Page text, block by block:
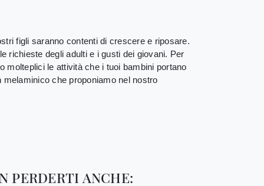
figli saranno contenti di crescere e riposare.
richieste degli adulti e i gusti dei giovani. Per
molteplici le attività che i tuoi bambini portano
che proponiamo nel nostro
PERDERTI ANCHE: